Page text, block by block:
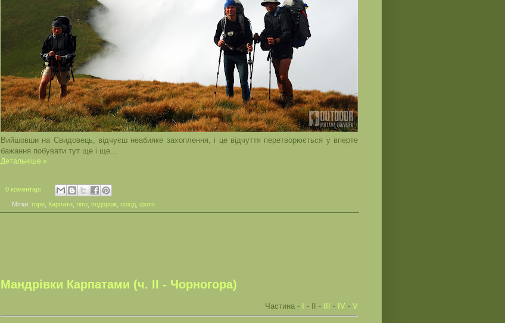
Вийшовши на Свидовець, відчуєш неабияке захоплення, і це відчуття перетворюється у вперте
бажання побувати тут ще і ще...
Детальніше »
0 коментарі
Мітки: гори, Карпати, літо, подорож, похід, фото
Мандрівки Карпатами (ч. ІІ - Чорногора)
Частина - - ІІ - - ІV - V